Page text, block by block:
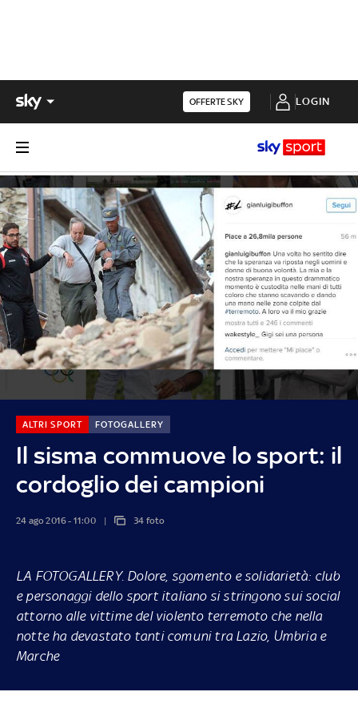
OFFERTE SKY LOGIN
Il sisma commuove lo sport: il
cordoglio dei campioni
ALTRI SPORT FOTOGALLERY
24 ago 2016 - 11:00 34 foto
LA FOTOGALLERY. Dolore, sgomento e solidarietà: club
e personaggi dello sport italiano si stringono sui social
attorno alle vittime del violento terremoto che nella
notte ha devastato tanti comuni tra Lazio, Umbria e
Marche